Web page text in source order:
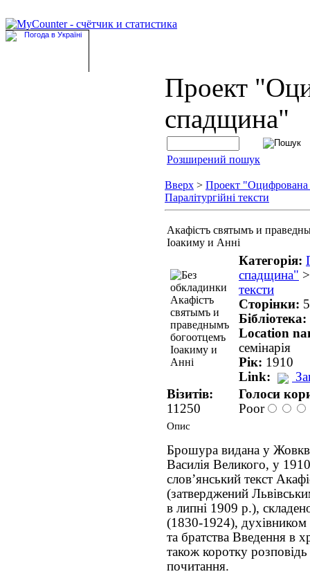
Проект
спадщина"
Розширений пошук
Вверх > Проект
Паралітургійні тексти
Акафістъ святымъ и
Іоакиму и Анні
Категорія:
спадщина"
тексти
Сторінки:
Бібліотека:
Location
семінарія
Рік: 1910
Link:
Візитів:
11250
Голоси
Poor
Опис
Брошура видана у
Василія Великого, у
словʼянський текст
(затверджений
в липні 1909 р.),
(1830-1924), духівником
та братства Введення в
також коротку
почитання.